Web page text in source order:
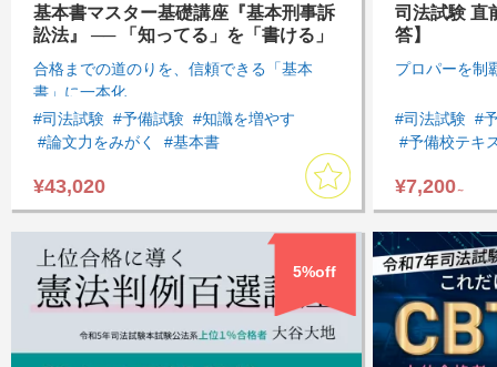
基本書マスター基礎講座『基本刑事訴
訟法』 ── 「知ってる」を「書ける」
に変える
合格までの道のりを、信頼できる「基本
書」に一本化
#司法試験 #予備試験 #知識を増やす
#論文力をみがく
#基本書
#知識を一元化したい
#刑事訴訟法
#基本７科目 #基礎講座
¥43,020
司法試験 直
答】
プロパーを制
#司法試験 #
#予備校テキ
#民事訴訟法
#行政法 #刑
#基本７科目
#短答対策講
¥7,200 ～
5%off